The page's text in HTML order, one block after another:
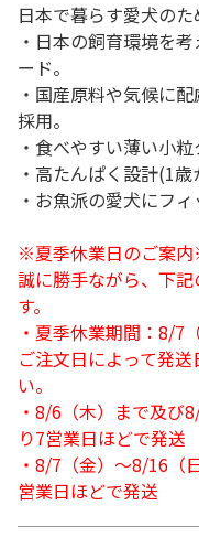
日本で暮らす愛犬のた
・日本の飼育環境を
ード。
・国産原料や気候に
採用。
・食べやすい薄い小
・高たんぱく設計(1
・お魚派の愛犬にフ
※夏季休業日のご案
誠に勝手ながら、下
す。
・夏季休業期間：8/7
ご注文日によって発
い。
・8/6（木）まで及び
り7営業日ほどで発送
・8/7（金）～8/16（
営業日ほどで発送